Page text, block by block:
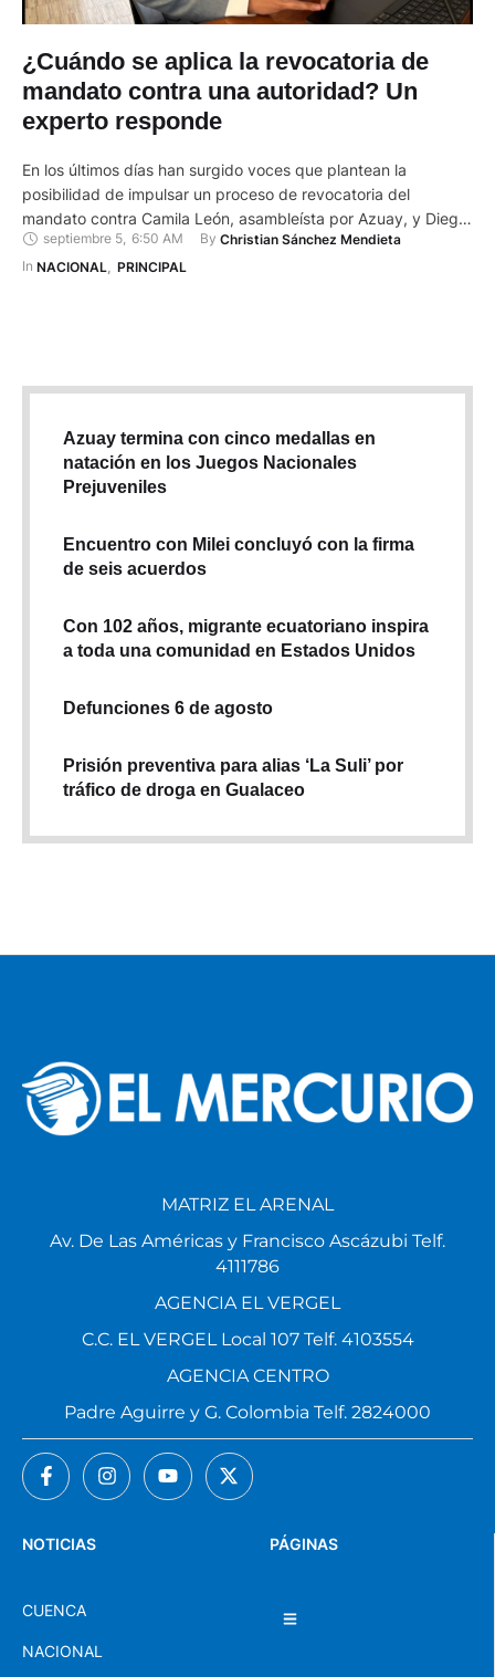
¿Cuándo se aplica la revocatoria de
mandato contra una autoridad? Un
experto responde
En los últimos días han surgido voces que plantean la
posibilidad de impulsar un proceso de revocatoria del
mandato contra Camila León, asambleísta por Azuay, y Diego
Matovelle, asambleísta nacional alterno. Ambos son de
Cuenca. Ellos se opusieron a que María Luisa Cruz, ministra
septiembre 5, 6:50 AM By Christian Sánchez Mendieta
In NACIONAL PRINCIPAL
Azuay termina con cinco medallas en
natación en los Juegos Nacionales
Prejuveniles
Encuentro con Milei concluyó con la firma
de seis acuerdos
Con 102 años, migrante ecuatoriano inspira
a toda una comunidad en Estados Unidos
Defunciones 6 de agosto
Prisión preventiva para alias ‘La Suli’ por
tráfico de droga en Gualaceo
PÁGINAS
NOTICIAS
CUENCA
NACIONAL
MATRIZ EL ARENAL
Av. De Las Américas y Francisco Ascázubi Telf.
4111786
AGENCIA EL VERGEL
C.C. EL VERGEL Local 107 Telf. 4103554
AGENCIA CENTRO
Padre Aguirre y G. Colombia Telf. 2824000